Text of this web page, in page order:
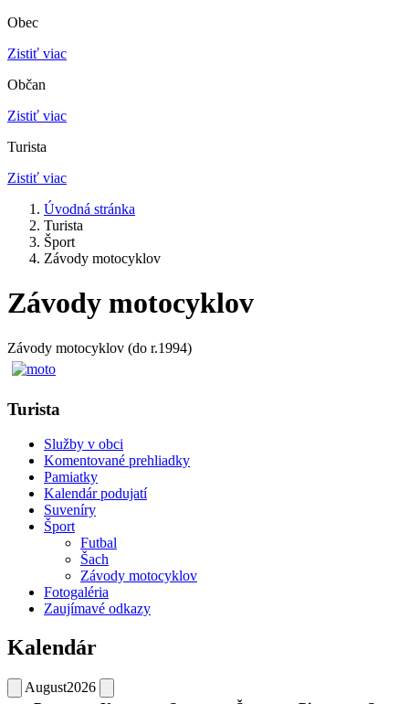
Obec
Zistiť viac
Občan
Zistiť viac
Turista
Zistiť viac
Úvodná stránka
Turista
Šport
Závody motocyklov
Závody motocyklov
Závody motocyklov (do r.1994)
Turista
Služby v obci
Komentované prehliadky
Pamiatky
Kalendár podujatí
Suveníry
Šport
Futbal
Šach
Závody motocyklov
Fotogaléria
Zaujímavé odkazy
Kalendár
August2026